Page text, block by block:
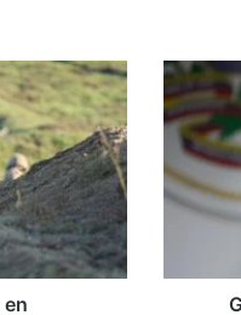
Guaidó
reconoce
"la
valentía
de
los
no